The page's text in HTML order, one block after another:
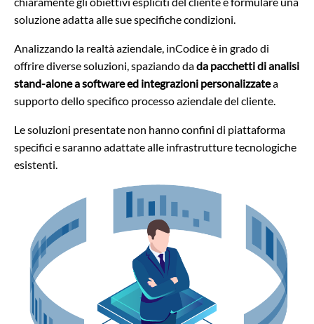
soluzione adatta alle sue specifiche condizioni.
Analizzando la realtà aziendale, inCodice è in grado di
offrire diverse soluzioni, spaziando dada pacchetti di analisi
stand-alone a software ed integrazioni personalizzatea
supporto dello specifico processo aziendale del cliente.
Le soluzioni presentate non hanno confini di piattaforma
specifici e saranno adattate alle infrastrutture tecnologiche
esistenti.